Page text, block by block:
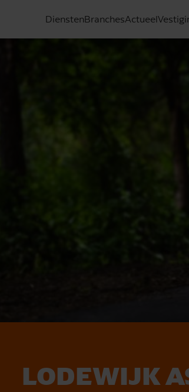
DienstenBranchesActueel
LODEWIJK